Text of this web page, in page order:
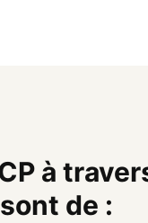
à
de :